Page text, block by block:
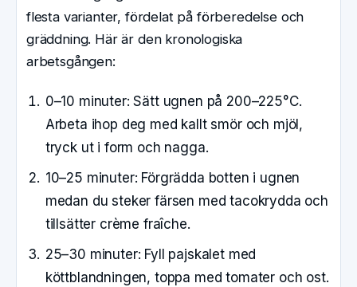
flesta varianter, fördelat på förberedelse och
gräddning. Här är den kronologiska
arbetsgången:
0–10 minuter: Sätt ugnen på 200–225°C.
Arbeta ihop deg med kallt smör och mjöl,
tryck ut i form och nagga.
10–25 minuter: Förgrädda botten i ugnen
medan du steker färsen med tacokrydda och
tillsätter crème fraîche.
25–30 minuter: Fyll pajskalet med
köttblandningen, toppa med tomater och ost.